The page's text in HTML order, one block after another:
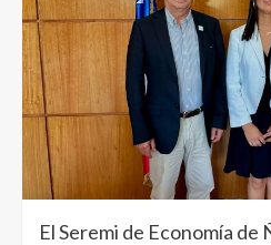
El Seremi de Economía de